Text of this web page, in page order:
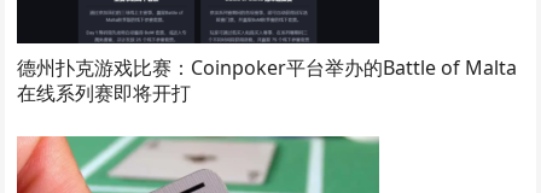
德州扑克游戏比赛：Coinpoker平台举办的Battle of Malta
在线系列赛即将开打